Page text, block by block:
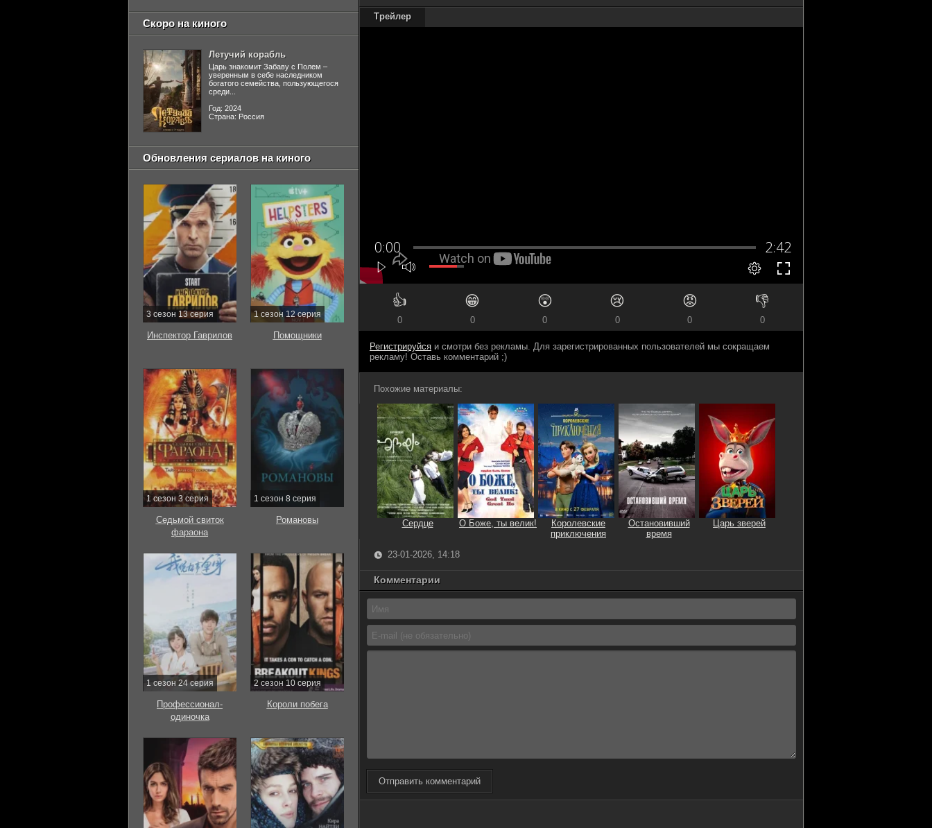
Трейлер
👍
0
😁
0
😲
0
😢
0
😡
0
👎
0
Регистрируйся и смотри без рекламы. Для зарегистрированных пользователей мы сокращаем
рекламу! Оставь комментарий ;)
Похожие материалы:
Сердце О Боже, ты велик!
Королевские
приключения
Остановивший
время
Царь зверей
23-01-2026, 14:18
Комментарии
Отправить комментарий
Скоро на киного
Летучий корабль
Царь знакомит Забаву с Полем –
уверенным в себе наследником
богатого семейства, пользующегося
среди...
Год: 2024
Страна: Россия
Обновления сериалов на киного
3 сезон 13 серия
Инспектор Гаврилов
1 сезон 12 серия
Помощники
1 сезон 3 серия
Седьмой свиток
фараона
1 сезон 8 серия
Романовы
1 сезон 24 серия
Профессионал-
одиночка
2 сезон 10 серия
Короли побега